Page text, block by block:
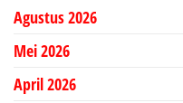
Agustus 2026
Mei 2026
April 2026